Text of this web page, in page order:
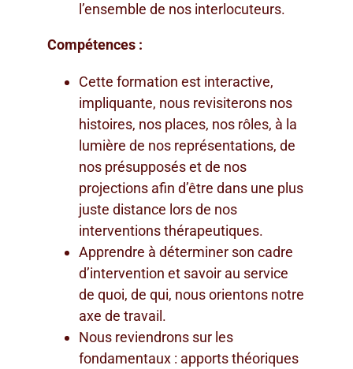
l’ensemble de nos interlocuteurs.
Compétences :
Cette formation est interactive,
impliquante, nous revisiterons nos
histoires, nos places, nos rôles, à la
lumière de nos représentations, de
nos présupposés et de nos
projections afin d’être dans une plus
juste distance lors de nos
interventions thérapeutiques.
Apprendre à déterminer son cadre
d’intervention et savoir au service
de quoi, de qui, nous orientons notre
axe de travail.
Nous reviendrons sur les
fondamentaux : apports théoriques